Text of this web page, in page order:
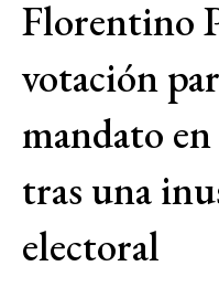
Florentino
votación
mandato
tras una
electoral